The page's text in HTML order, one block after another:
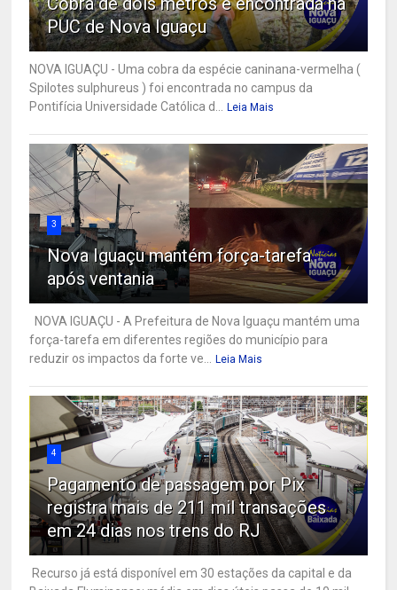
PUC de Nova Iguaçu
NOVA IGUAÇU - Uma cobra da espécie caninana-vermelha (
Spilotes sulphureus ) foi encontrada no campus da
Pontifícia Universidade Católica d...
Leia Mais
3
Nova Iguaçu mantém força-tarefa
após ventania
NOVA IGUAÇU - A Prefeitura de Nova Iguaçu mantém uma
força-tarefa em diferentes regiões do município para
reduzir os impactos da forte ve...
Leia Mais
4
Pagamento de passagem por Pix
registra mais de 211 mil transações
em 24 dias nos trens do RJ
Recurso já está disponível em 30 estações da capital e da